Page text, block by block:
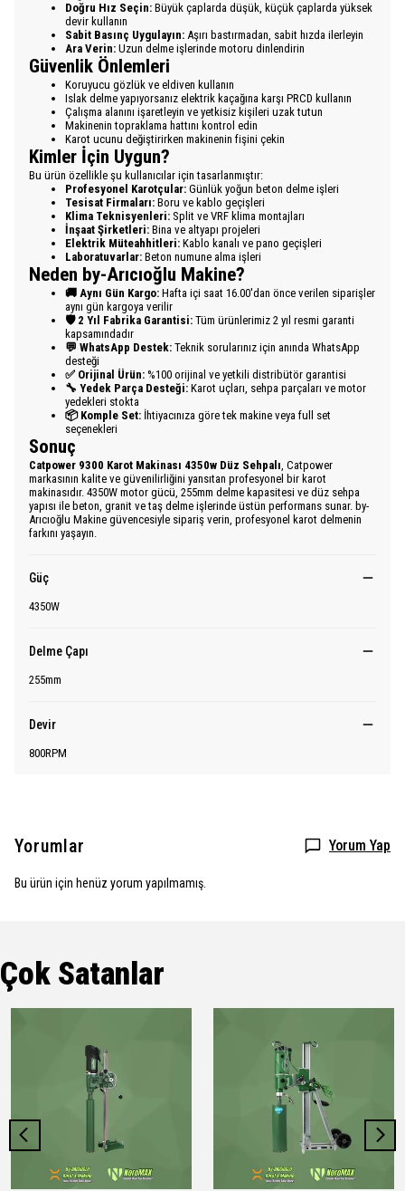
Doğru Hız Seçin: Büyük çaplarda düşük, küçük çaplarda yüksek
devir kullanın
Sabit Basınç Uygulayın: Aşırı bastırmadan, sabit hızda ilerleyin
Ara Verin: Uzun delme işlerinde motoru dinlendirin
Güvenlik Önlemleri
Koruyucu gözlük ve eldiven kullanın
Islak delme yapıyorsanız elektrik kaçağına karşı PRCD kullanın
Çalışma alanını işaretleyin ve yetkisiz kişileri uzak tutun
Makinenin topraklama hattını kontrol edin
Karot ucunu değiştirirken makinenin fişini çekin
Kimler İçin Uygun?
Bu ürün özellikle şu kullanıcılar için tasarlanmıştır:
Profesyonel Karotçular: Günlük yoğun beton delme işleri
Tesisat Firmaları: Boru ve kablo geçişleri
Klima Teknisyenleri: Split ve VRF klima montajları
İnşaat Şirketleri: Bina ve altyapı projeleri
Elektrik Müteahhitleri: Kablo kanalı ve pano geçişleri
Laboratuvarlar: Beton numune alma işleri
Neden by-Arıcıoğlu Makine?
🚚 Aynı Gün Kargo: Hafta içi saat 16.00'dan önce verilen siparişler
aynı gün kargoya verilir
🛡️ 2 Yıl Fabrika Garantisi: Tüm ürünlerimiz 2 yıl resmi garanti
kapsamındadır
💬 WhatsApp Destek: Teknik sorularınız için anında WhatsApp
desteği
✅ Orijinal Ürün: %100 orijinal ve yetkili distribütör garantisi
🔧 Yedek Parça Desteği: Karot uçları, sehpa parçaları ve motor
yedekleri stokta
📦 Komple Set: İhtiyacınıza göre tek makine veya full set
seçenekleri
Sonuç
Catpower 9300 Karot Makinası 4350w Düz Sehpalı, Catpower
markasının kalite ve güvenilirliğini yansıtan profesyonel bir karot
makinasıdır. 4350W motor gücü, 255mm delme kapasitesi ve düz sehpa
yapısı ile beton, granit ve taş delme işlerinde üstün performans sunar. by-
Arıcıoğlu Makine güvencesiyle sipariş verin, profesyonel karot delmenin
farkını yaşayın.
Güç
4350W
Delme Çapı
255mm
Devir
800RPM
Yorumlar Yorum Yap
Bu ürün için henüz yorum yapılmamış.
Çok Satanlar